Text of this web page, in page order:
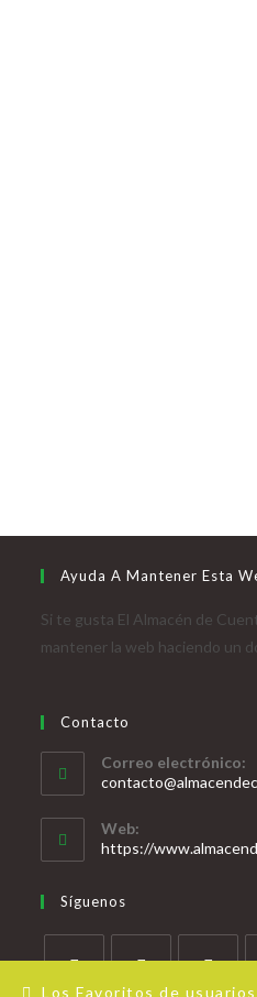
Los Favoritos de
Ayuda A Mantener Esta
Si te gusta El Almacén de
mantener la web haciendo un
Contacto
Correo electrónico:
Web:
https://
Síguenos